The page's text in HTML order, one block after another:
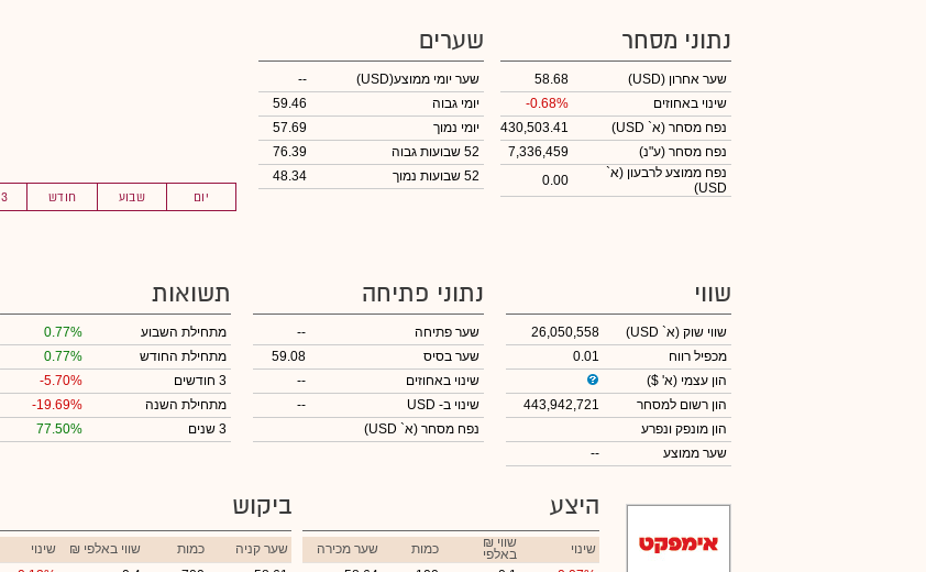
יום שבוע חודש 3 חוד'
נתוני מסחר
שער אחרון (USD)
58.68
שינוי באחוזים
-0.68%
נפח מסחר (א` USD)
430,503.41
נפח מסחר (ע"נ)
7,336,459
נפח ממוצע לרבעון (א`
USD)
0.00
שערים
שער יומי ממוצע(USD)
--
יומי גבוה
59.46
יומי נמוך
57.69
52 שבועות גבוה
76.39
52 שבועות נמוך
48.34
שווי
שווי שוק (א` USD)
26,050,558
מכפיל רווח
0.01
הון עצמי (א' $)
הון רשום למסחר
443,942,721
הון מונפק ונפרע
שער ממוצע
--
נתוני פתיחה
שער פתיחה
--
שער בסיס
59.08
שינוי באחוזים
--
שינוי ב- USD
--
נפח מסחר (א` USD)
תשואות
מתחילת השבוע
0.77%
מתחילת החודש
0.77%
3 חודשים
-5.70%
מתחילת השנה
-19.69%
3 שנים
77.50%
היצע
שינוי ₪ שווי
באלפי כמות
שער מכירה
ביקוש
שער קניה כמות ₪ שווי באלפי
שינוי